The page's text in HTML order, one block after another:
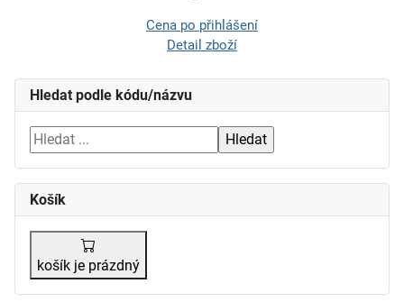
Hledat podle kódu/názvu
Košík
košík je prázdný
Cena po přihlášení
Detail zboží